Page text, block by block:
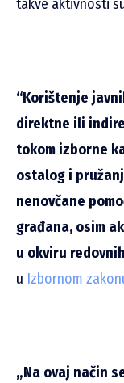
takve aktivnosti
“Korištenje
direktne ili
tokom izborne
ostalog i
nenovčane
građana, osim
u okviru
u Izbornom
„Na ovaj način